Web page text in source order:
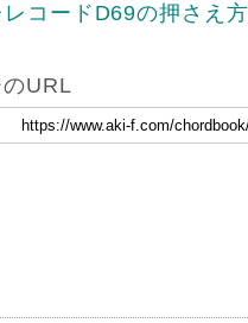
レコードD69の押さえ方
URL